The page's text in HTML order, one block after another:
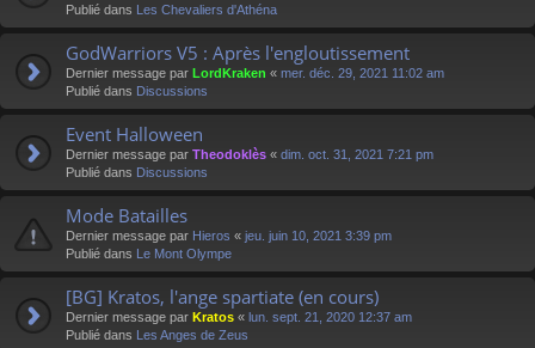
Publié dans Les Chevaliers d'Athéna
GodWarriors V5 : Après l'engloutissement
Dernier message par LordKraken « mer. déc. 29, 2021 11:02 am
Publié dans Discussions
Event Halloween
Dernier message par Theodoklès « dim. oct. 31, 2021 7:21 pm
Publié dans Discussions
Mode Batailles
Dernier message par Hieros « jeu. juin 10, 2021 3:39 pm
Publié dans Le Mont Olympe
[BG] Kratos, l'ange spartiate (en cours)
Dernier message par Kratos « lun. sept. 21, 2020 12:37 am
Publié dans Les Anges de Zeus